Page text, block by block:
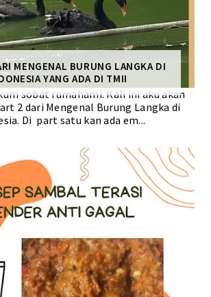
MENGENAL BURUNG LANGKA DI
YANG ADA DI TMII
sobat rumahami. Kali ini aku akan
2 dari Mengenal Burung Langka di
Di part satu kan ada em...